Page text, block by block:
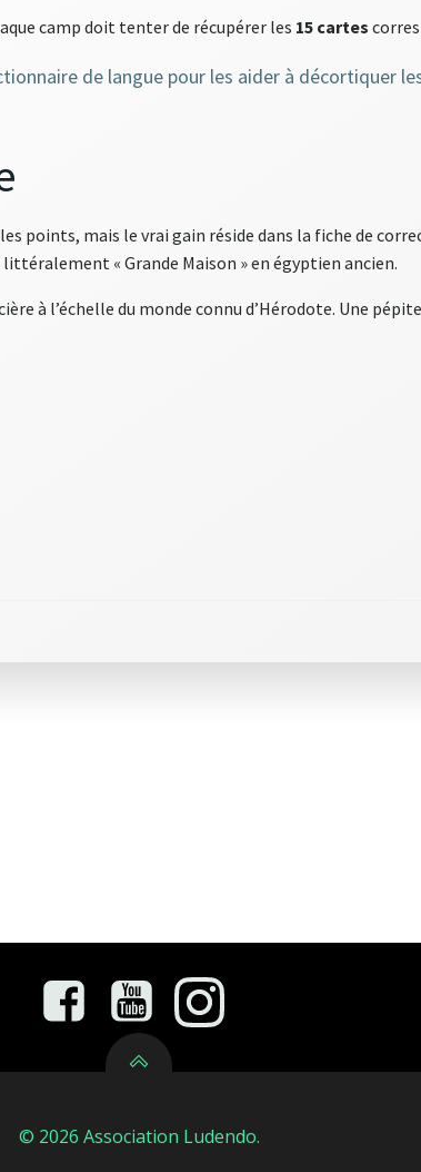
camp doit tenter de récupérer les 15 cartes
de langue pour les aider à décortiquer
points, mais le vrai gain réside dans la fiche de
« Grande Maison » en égyptien ancien.
à l’échelle du monde connu d’Hérodote. Une
© 2026 Association Ludendo.